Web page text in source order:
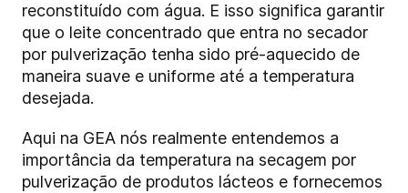
reconstituído com água. E isso significa garantir
que o leite concentrado que entra no secador
por pulverização tenha sido pré-aquecido de
maneira suave e uniforme até a temperatura
desejada.
Aqui na GEA nós realmente entendemos a
importância da temperatura na secagem por
pulverização de produtos lácteos e fornecemos